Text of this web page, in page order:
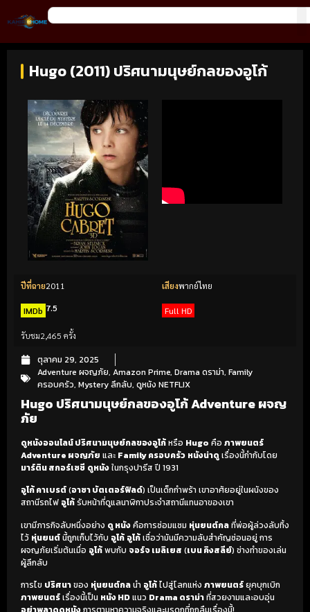
Hugo (2011) ปริศนามนุษย์กลของอูโก้
ปีที่ฉาย2011 เสียงพากย์ไทย
IMDb 7.5 Full HD
รับชม2,465 ครั้ง
ตุลาคม 29, 2025
Adventure ผจญภัย, Amazon Prime, Drama ดราม่า, Family
ครอบครัว, Mystery ลึกลับ, ดูหนัง NETFLIX
Hugo ปริศนามนุษย์กลของอูโก้ Adventure ผจญ
ภัย
ดูหนังออนไลน์ ปริศนามนุษย์กลของอูโก้หรือ Hugo คือ ภาพยนตร์
Adventure ผจญภัย และ Family ครอบครัว หนังน่าดูเรื่องนี้กำกับโดย
มาร์ติน สกอร์เซซี ดูหนังในกรุงปารีส ปี 1931
อูโก้ คาเบรต์(อาซา บัตเตอร์ฟิลด์) เป็นเด็กกำพร้า เขาอาศัยอยู่ในผนังของ
สถานีรถไฟ อูโก้รับหน้าที่ดูแลนาฬิกาประจำสถานีแทนอาของเขา
เขามีภารกิจลับหนึ่งอย่าง ดู หนังคือการซ่อมแซม หุ่นยนต์กลที่พ่อผู้ล่วงลับทิ้ง
ไว้ หุ่นยนต์นี้ถูกเก็บไว้กับ อูโก้ อูโก้เชื่อว่ามันมีความลับสำคัญซ่อนอยู่ การ
ผจญภัยเริ่มต้นเมื่อ อูโก้พบกับ จอร์จ เมลิเยส (เบน คิงสลีย์) ช่างทำของเล่น
ผู้ลึกลับ
การไข ปริศนาของ หุ่นยนต์กลนำ อูโก้ไปสู่โลกแห่ง ภาพยนตร์ยุคบุกเบิก
ภาพยนตร์เรื่องนี้เป็น หนัง HDแนว Drama ดราม่าที่สวยงามและอบอุ่น